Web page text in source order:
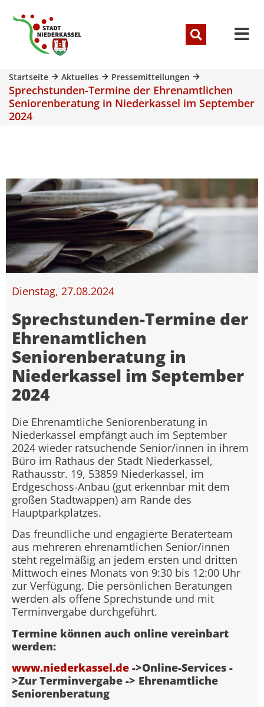
Startseite Aktuelles Pressemitteilungen
Sprechstunden-Termine der Ehrenamtlichen
Seniorenberatung in Niederkassel im September
2024
Dienstag, 27.08.2024
Sprechstunden-Termine der
Ehrenamtlichen
Seniorenberatung in
Niederkassel im September
2024
Die Ehrenamtliche Seniorenberatung in
Niederkassel empfängt auch im September
2024 wieder ratsuchende Senior/innen in ihrem
Büro im Rathaus der Stadt Niederkassel,
Rathausstr. 19, 53859 Niederkassel, im
Erdgeschoss-Anbau (gut erkennbar mit dem
großen Stadtwappen) am Rande des
Hauptparkplatzes.
Das freundliche und engagierte Beraterteam
aus mehreren ehrenamtlichen Senior/innen
steht regelmäßig an jedem ersten und dritten
Mittwoch eines Monats von 9:30 bis 12:00 Uhr
zur Verfügung. Die persönlichen Beratungen
werden als offene Sprechstunde und mit
Terminvergabe durchgeführt.
Termine können auch online vereinbart
werden:
www.niederkassel.de ->Online-Services -
>Zur Terminvergabe -> Ehrenamtliche
Seniorenberatung